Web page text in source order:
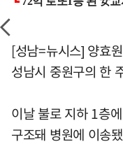
[성남=뉴시스] 양효
성남시 중원구의 한
이날 불로 지하 1층
구조돼 병원에 이송